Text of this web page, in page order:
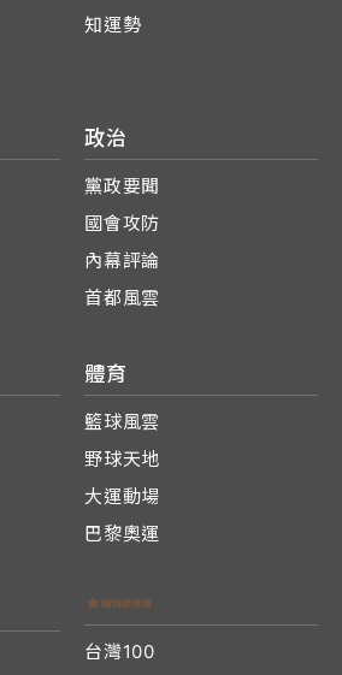
知運勢
政治
黨政要聞
國會攻防
內幕評論
首都風雲
體育
籃球風雲
野球天地
大運動場
巴黎奧運
台灣100